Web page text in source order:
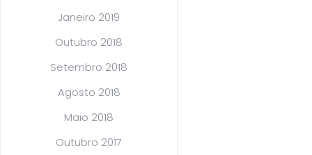
Janeiro 2019
Outubro 2018
Setembro 2018
Agosto 2018
Maio 2018
Outubro 2017